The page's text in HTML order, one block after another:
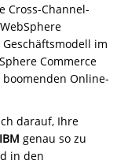
Cross-Channel-
im
Commerce
Online-
darauf, Ihre
genau so zu
in den